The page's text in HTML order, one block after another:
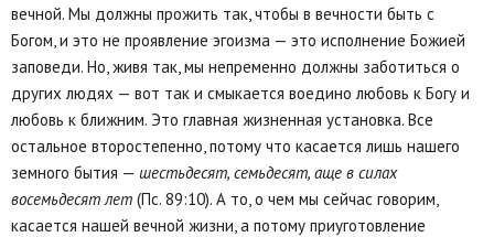
вечной. Мы должны прожить так, чтобы в вечности быть с
Богом, и это не проявление эгоизма — это исполнение Божией
заповеди. Но, живя так, мы непременно должны заботиться о
других людях — вот так и смыкается воедино любовь к Богу и
любовь к ближним. Это главная жизненная установка. Все
остальное второстепенно, потому что касается лишь нашего
земного бытия — шестьдесят, семьдесят, аще в силах
восемьдесят лет (Пс. 89:10). А то, о чем мы сейчас говорим,
касается нашей вечной жизни, а потому приуготовление